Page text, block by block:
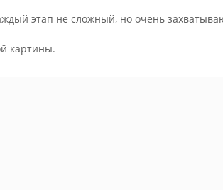
этап не сложный, но очень
картины.